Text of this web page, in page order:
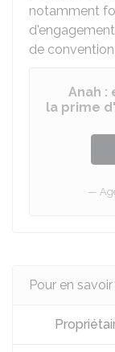
notamment
de
Anah :
la prime
Pour en